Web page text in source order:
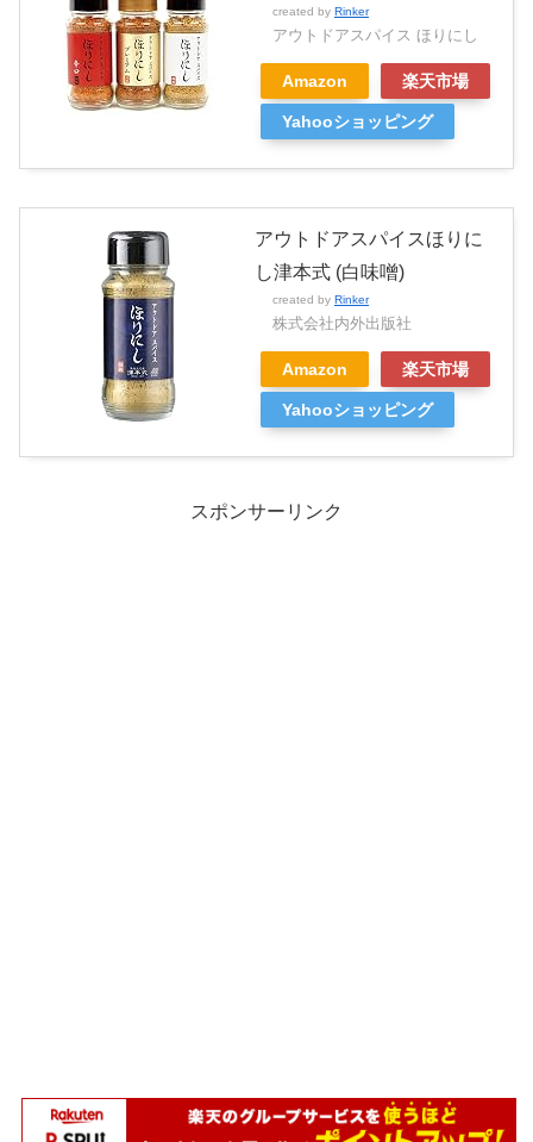
created by Rinker
アウトドアスパイス ほりにし
Amazon 楽天市場
Yahooショッピング
アウトドアスパイスほりに
し津本式 (白味噌)
created by Rinker
株式会社内外出版社
Amazon 楽天市場
Yahooショッピング
スポンサーリンク